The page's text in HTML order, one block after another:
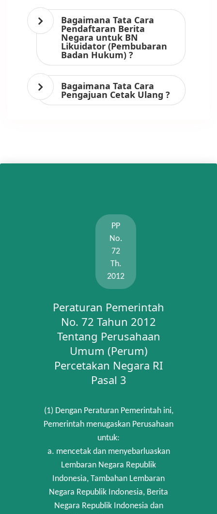
Bagaimana Tata Cara
Pendaftaran Berita
Negara untuk BN
Likuidator (Pembubaran
Badan Hukum) ?
Bagaimana Tata Cara
Pengajuan Cetak Ulang ?
PP
No.
72
Th.
2012
Peraturan Pemerintah
No. 72 Tahun 2012
Tentang Perusahaan
Umum (Perum)
Percetakan Negara RI
Pasal 3
(1) Dengan Peraturan Pemerintah ini,
Pemerintah menugaskan Perusahaan
untuk:
a. mencetak dan menyebarluaskan
Lembaran Negara Republik
Indonesia, Tambahan Lembaran
Negara Republik Indonesia, Berita
Negara Republik Indonesia dan